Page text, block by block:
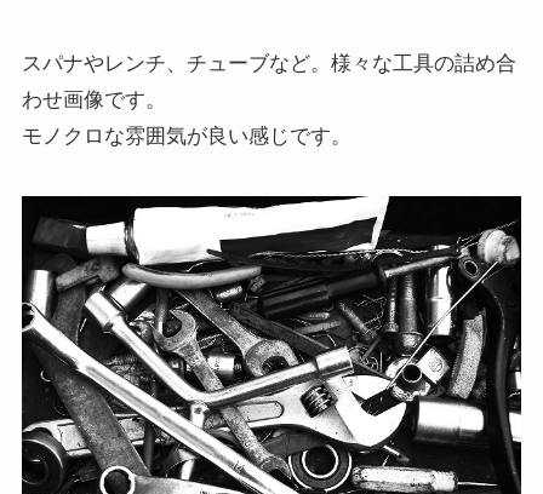
スパナやレンチ、チューブなど。様々な工具の詰め合
わせ画像です。
モノクロな雰囲気が良い感じです。